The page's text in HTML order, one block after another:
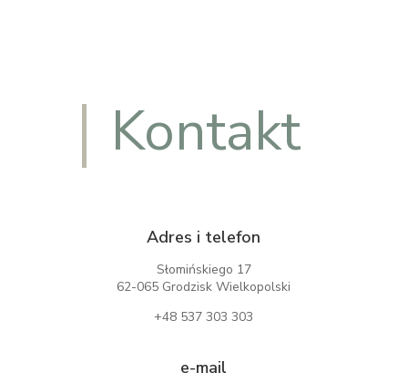
Kontakt
Adres i telefon
Słomińskiego 17
62-065 Grodzisk Wielkopolski
+48 537 303 303
e-mail